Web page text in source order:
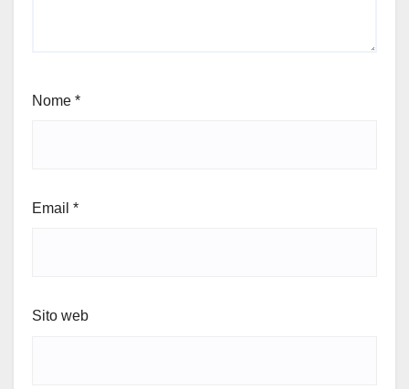
Nome *
Email *
Sito web